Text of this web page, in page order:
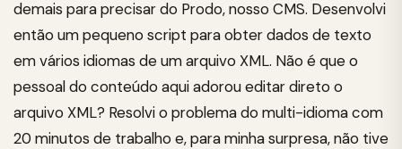
demais para precisar do Prodo, nosso CMS. Desenvolvi
então um pequeno script para obter dados de texto
em vários idiomas de um arquivo XML. Não é que o
pessoal do conteúdo aqui adorou editar direto o
arquivo XML? Resolvi o problema do multi-idioma com
20 minutos de trabalho e, para minha surpresa, não tive